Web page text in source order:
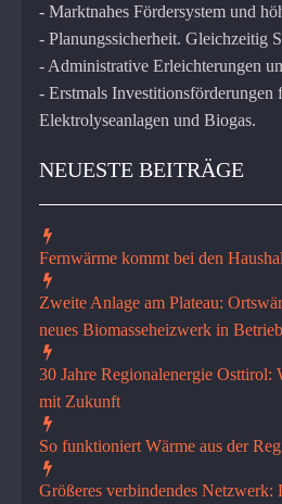
- Marktnahes Fördersystem und
- Planungssicherheit. Gleichzeitig
- Administrative Erleichterungen
- Erstmals Investitionsförderungen
Elektrolyseanlagen und Biogas.
NEUESTE BEITRÄGE
Fernwärme kommt bei den
Zweite Anlage am Plateau:
neues Biomasseheizwerk in Betrieb
30 Jahre Regionalenergie Osttirol:
mit Zukunft
So funktioniert Wärme aus der
Größeres verbindendes Netzwerk: